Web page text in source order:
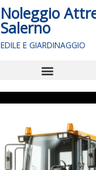
Noleggio
Salerno
EDILE E GIARDINAGGIO